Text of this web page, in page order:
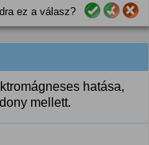
ez a válasz?
hatása,
mellett.